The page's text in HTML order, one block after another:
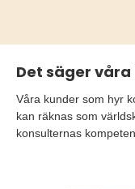
Det säger
Våra kunder som hyr
kan räknas som
konsulternas